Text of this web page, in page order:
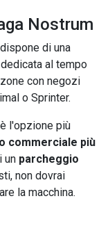
Nostrum
di una
al tempo
con negozi
o Sprinter.
l'opzione più
commerciale più
un parcheggio
non dovrai
la macchina.